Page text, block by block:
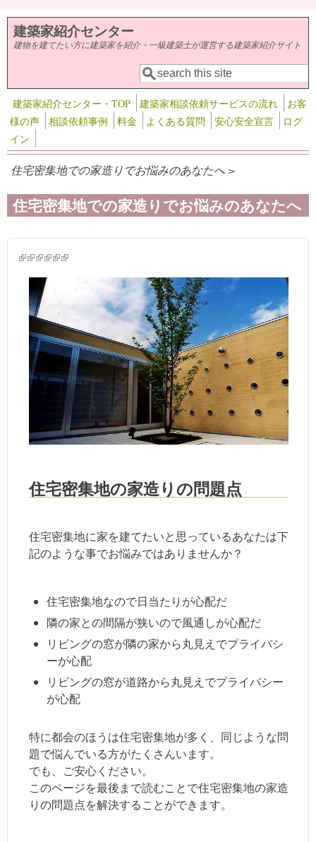
メインコンテンツに移動
建築家紹介センター
建物を建てたい方に建築家を紹介・一級建築士が運営する建築家紹介サイト
検索フォーム
検索
建築家紹介センター・TOP 建築家相談依頼サービスの流れ
お客
様の声
相談依頼事例 料金 よくある質問 安心安全宣言
ログ
イン
住宅密集地での家造りでお悩みのあなたへ >
住宅密集地での家造りでお悩みのあなたへ
(link is external)
(link is external)
(link is external)
(link is external)
(link is external)
(link is external)
住宅密集地の家造りの問題点
住宅密集地に家を建てたいと思っているあなたは下
記のような事でお悩みではありませんか？
住宅密集地なので日当たりが心配だ
隣の家との間隔が狭いので風通しが心配だ
リビングの窓が隣の家から丸見えでプライバシ
ーが心配
リビングの窓が道路から丸見えでプライバシー
が心配
特に都会のほうは住宅密集地が多く、同じような問
題で悩んでいる方がたくさんいます。
でも、ご安心ください。
このページを最後まで読むことで住宅密集地の家造
りの問題点を解決することができます。